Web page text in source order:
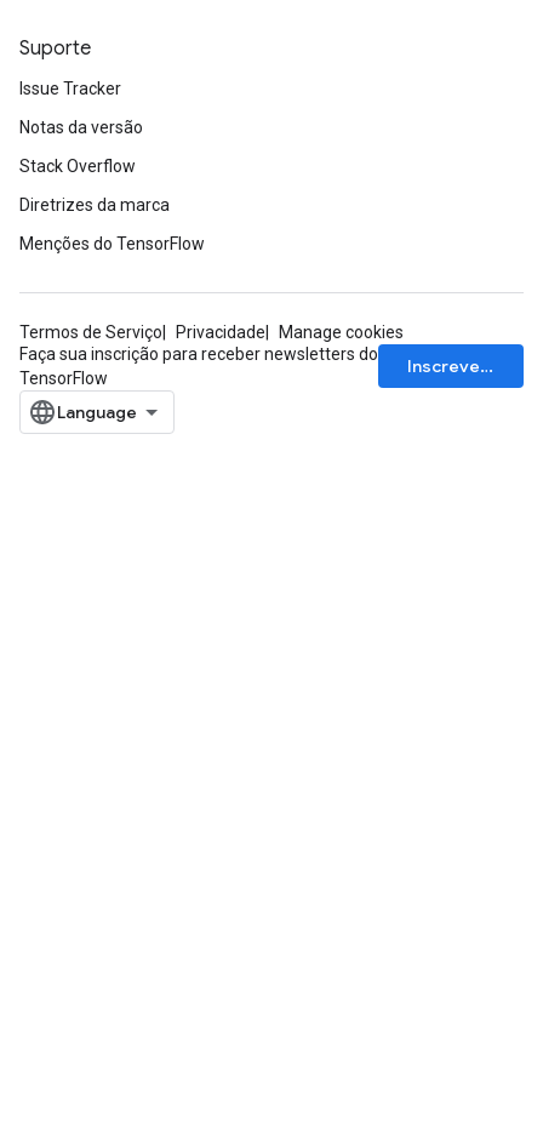
Suporte
Issue Tracker
Notas da versão
Stack Overflow
Diretrizes da marca
Menções do TensorFlow
Termos de Serviço Privacidade
Manage cookies
Faça sua inscrição para receber newsletters do
TensorFlow
Inscrever-se